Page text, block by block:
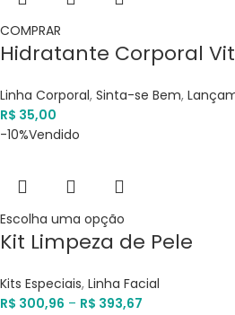
COMPRAR
Hidratante Corporal
Linha Corporal, Sinta-se Bem,
R$ 35,00
-10%Vendido
Escolha uma opção
Kit Limpeza de Pele
Kits Especiais, Linha Facial
R$ 300,96 – R$ 393,67